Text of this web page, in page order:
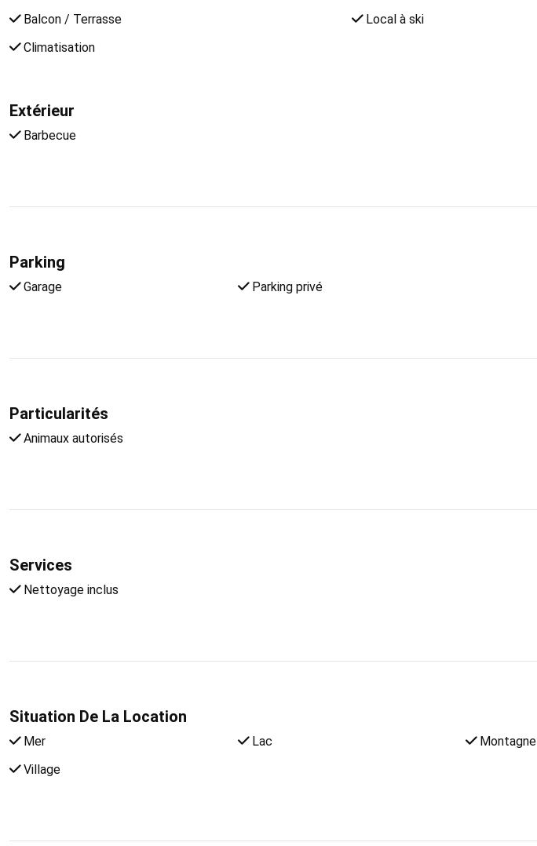
Balcon / Terrasse
Local à ski
Climatisation
Extérieur
Barbecue
Parking
Garage Parking privé
Particularités
Animaux autorisés
Services
Nettoyage inclus
Situation De La Location
Mer Lac
Montagne
Village